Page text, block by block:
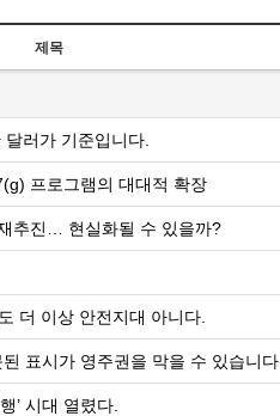
제목
러가 기준입니다.
프로그램의 대대적 확장
추진… 현실화될 수 있을까?
더 이상 안전지대 아니다.
표시가 영주권을 막을 수 있습니다.
’ 시대 열렸다.